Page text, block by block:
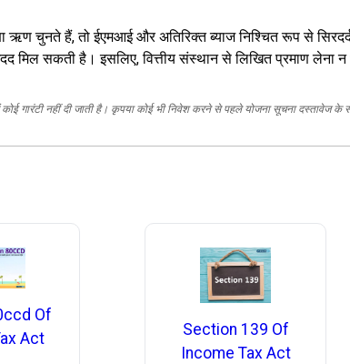
ऋण चुनते हैं, तो ईएमआई और अतिरिक्त ब्याज निश्चित रूप से
मिल सकती है। इसलिए, वित्तीय संस्थान से लिखित प्रमाण
गारंटी नहीं दी जाती है। कृपया कोई भी निवेश करने से पहले योजना सूचना दस्तावेज के
Of
Act
Section 139 Of
Income Tax Act